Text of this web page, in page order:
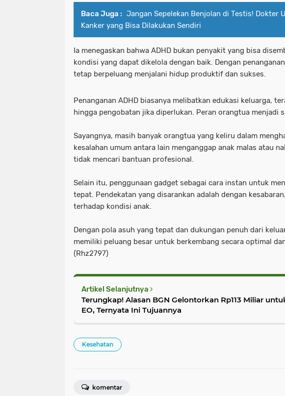
Baca Juga : Jangan Sepelekan Benjolan di Testis! Dokter
Kanker yang Bisa Dilakukan Sendiri
Ia menegaskan bahwa ADHD bukan penyakit yang bisa
kondisi yang dapat dikelola dengan baik. Dengan
tetap berpeluang menjalani hidup produktif dan sukses.
Penanganan ADHD biasanya melibatkan edukasi keluarga,
hingga pengobatan jika diperlukan. Peran orangtua menjadi
Sayangnya, masih banyak orangtua yang keliru dalam
kesalahan umum antara lain menganggap anak malas atau
tidak mencari bantuan profesional.
Selain itu, penggunaan gadget sebagai cara instan untuk
tepat. Pendekatan yang disarankan adalah dengan
terhadap kondisi anak.
Dengan pola asuh yang tepat dan dukungan penuh dari
memiliki peluang besar untuk berkembang secara optimal
(Rhz2797)
Artikel Selanjutnya
Terungkap! Alasan BGN Gelontorkan Rp113 Miliar
EO, Ternyata Ini Tujuannya
Kesehatan
komentar